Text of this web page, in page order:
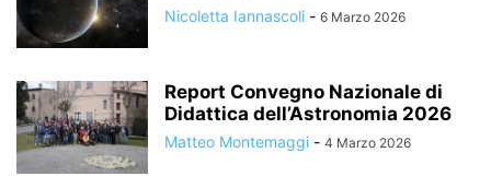
Nicoletta Iannascoli - 6 Marzo 2026
Report Convegno Nazionale di
Didattica dell’Astronomia 2026
Matteo Montemaggi - 4 Marzo 2026